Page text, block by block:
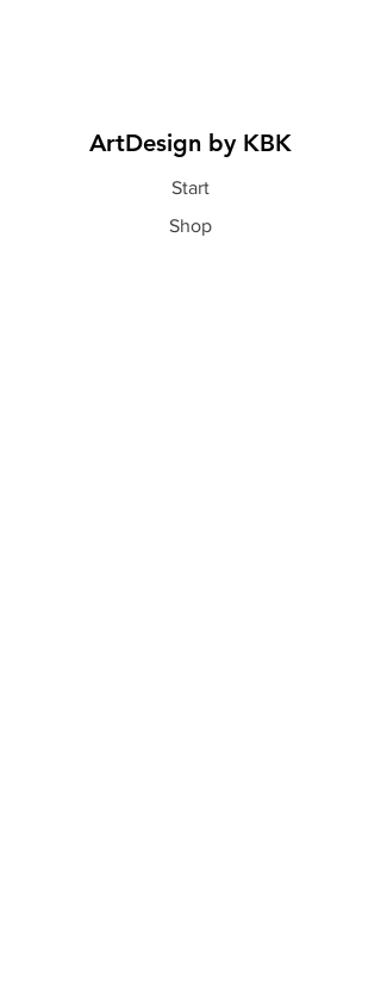
ArtDesign by KBK
Start
Shop